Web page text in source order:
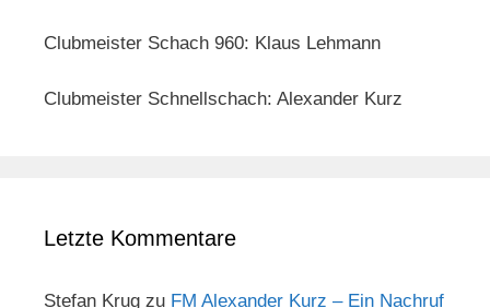
Clubmeister Schach 960: Klaus Lehmann
Clubmeister Schnellschach: Alexander Kurz
Letzte Kommentare
Stefan Krug zu FM Alexander Kurz – Ein Nachruf